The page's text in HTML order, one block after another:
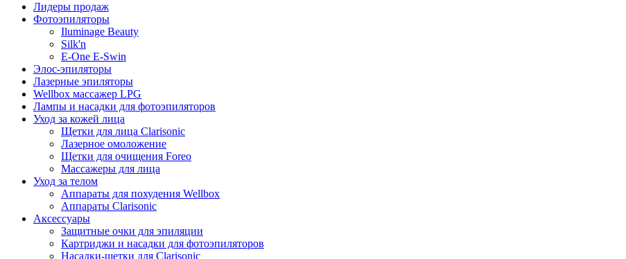
Лидеры продаж
Фотоэпиляторы
Iluminage Beauty
Silk'n
E-One E-Swin
Элос-эпиляторы
Лазерные эпиляторы
Wellbox массажер LPG
Лампы и насадки для фотоэпиляторов
Уход за кожей лица
Щетки для лица Clarisonic
Лазерное омоложение
Щетки для очищения Foreo
Массажеры для лица
Уход за телом
Аппараты для похудения Wellbox
Аппараты Clarisonic
Аксессуары
Защитные очки для эпиляции
Картриджи и насадки для фотоэпиляторов
Насадки-щетки для Clarisonic